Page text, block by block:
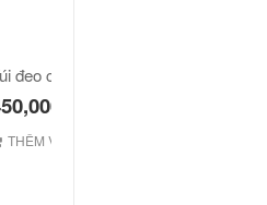
đeo chéo Jeep giá rẻ 04
THÊM VÀO GIỎ